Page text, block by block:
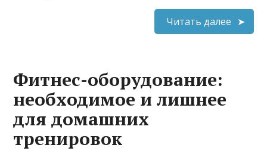
Читать далее
Фитнес-оборудование:
необходимое и лишнее
для домашних
тренировок